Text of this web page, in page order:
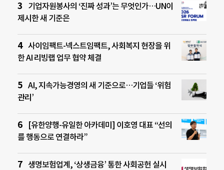
기업자원봉사의 ‘진짜 성과’는 무엇인가…UN이
제시한 새 기준은
사이임팩트-넥스트임팩트, 사회복지 현장을 위
한 AI 리빙랩 업무 협약 체결
AI, 지속가능경영의 새 기준으로…기업들 ‘위험
관리’
[유한양행-유일한 아카데미] 이호영 대표 “선의
를 행동으로 연결하라”
생명보험업계, ‘상생금융’ 통한 사회공헌 실시